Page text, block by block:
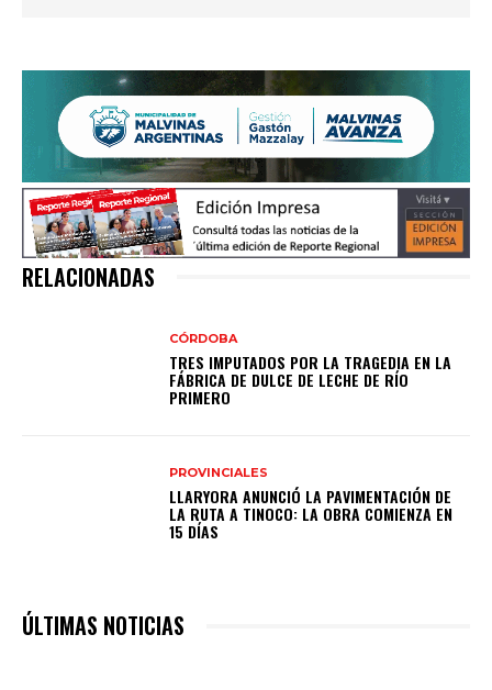
RELACIONADAS
CÓRDOBA
TRES IMPUTADOS POR LA TRAGEDIA EN LA
FÁBRICA DE DULCE DE LECHE DE RÍO
PRIMERO
PROVINCIALES
LLARYORA ANUNCIÓ LA PAVIMENTACIÓN DE
LA RUTA A TINOCO: LA OBRA COMIENZA EN
15 DÍAS
ÚLTIMAS NOTICIAS